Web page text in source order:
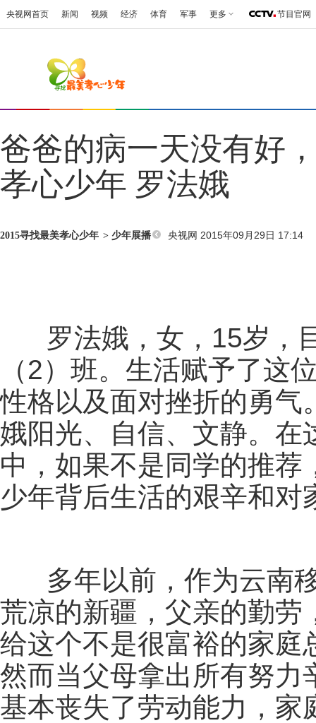
央视网首页 新闻 视频 经济 体育 军事 更多 节目官网
爸爸的病一天没有好
孝心少年 罗法娥
2015寻找最美孝心少年 > 少年展播 央视网 2015年09月29日 17:14
罗法娥，女，15岁，
（2）班。生活赋予了这
性格以及面对挫折的勇气
娥阳光、自信、文静。在
中，如果不是同学的推
少年背后生活的艰辛和对
多年以前，作为云南
荒凉的新疆，父亲的勤劳
给这个不是很富裕的家庭
然而当父母拿出所有努力
基本丧失了劳动能力，家